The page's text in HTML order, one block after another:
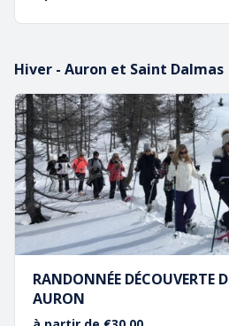
Nos
Séjours
Notre
Hiver - Auron et Saint Dalmas
RANDONNÉE DÉCOUVERTE
AURON